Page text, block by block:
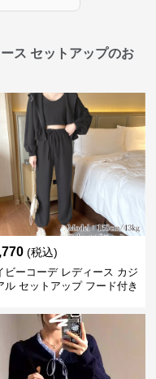
ス セットアップのお
(税込)
ビーコーデ レディース カジ
ル セットアップ フード付き